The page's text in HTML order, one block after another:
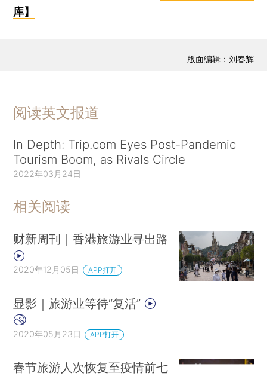
库】
版面编辑：刘春辉
阅读英文报道
In Depth: Trip.com Eyes Post-Pandemic
Tourism Boom, as Rivals Circle
2022年03月24日
相关阅读
财新周刊｜香港旅游业寻出路
2020年12月05日 APP打开
显影｜旅游业等待“复活”
2020年05月23日 APP打开
春节旅游人次恢复至疫情前七